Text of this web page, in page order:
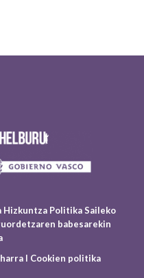
Politika Saileko
babesarekin
I Cookien politika